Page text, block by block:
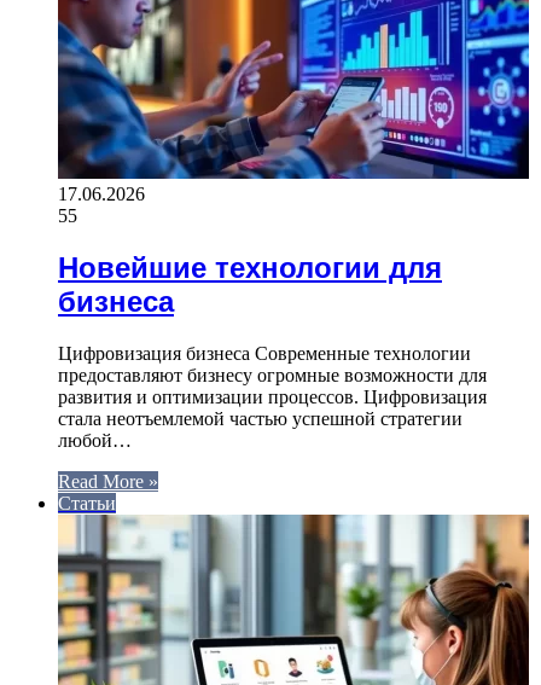
17.06.2026
55
Новейшие технологии для
бизнеса
Цифровизация бизнеса Современные технологии
предоставляют бизнесу огромные возможности для
развития и оптимизации процессов. Цифровизация
стала неотъемлемой частью успешной стратегии
любой…
Read More »
Статьи